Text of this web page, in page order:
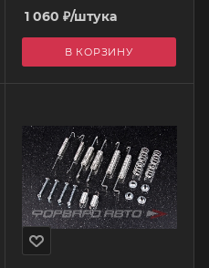
1 060 ₽/штука
В КОРЗИНУ